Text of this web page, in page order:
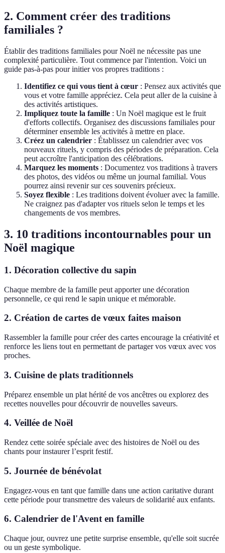
2. Comment créer des traditions
familiales ?
Établir des traditions familiales pour Noël ne nécessite pas une
complexité particulière. Tout commence par l'intention. Voici un
guide pas-à-pas pour initier vos propres traditions :
Identifiez ce qui vous tient à cœur : Pensez aux activités que
vous et votre famille appréciez. Cela peut aller de la cuisine à
des activités artistiques.
Impliquez toute la famille : Un Noël magique est le fruit
d'efforts collectifs. Organisez des discussions familiales pour
déterminer ensemble les activités à mettre en place.
Créez un calendrier : Établissez un calendrier avec vos
nouveaux rituels, y compris des périodes de préparation. Cela
peut accroître l'anticipation des célébrations.
Marquez les moments : Documentez vos traditions à travers
des photos, des vidéos ou même un journal familial. Vous
pourrez ainsi revenir sur ces souvenirs précieux.
Soyez flexible : Les traditions doivent évoluer avec la famille.
Ne craignez pas d'adapter vos rituels selon le temps et les
changements de vos membres.
3. 10 traditions incontournables pour un
Noël magique
1. Décoration collective du sapin
Chaque membre de la famille peut apporter une décoration
personnelle, ce qui rend le sapin unique et mémorable.
2. Création de cartes de vœux faites maison
Rassembler la famille pour créer des cartes encourage la créativité et
renforce les liens tout en permettant de partager vos vœux avec vos
proches.
3. Cuisine de plats traditionnels
Préparez ensemble un plat hérité de vos ancêtres ou explorez des
recettes nouvelles pour découvrir de nouvelles saveurs.
4. Veillée de Noël
Rendez cette soirée spéciale avec des histoires de Noël ou des
chants pour instaurer l’esprit festif.
5. Journée de bénévolat
Engagez-vous en tant que famille dans une action caritative durant
cette période pour transmettre des valeurs de solidarité aux enfants.
6. Calendrier de l'Avent en famille
Chaque jour, ouvrez une petite surprise ensemble, qu'elle soit sucrée
ou un geste symbolique.